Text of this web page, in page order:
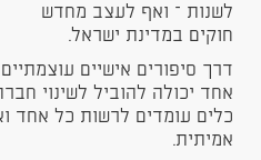
לשנות – ואף לעצב מחדש
חוקים במדינת ישראל.
דרך סיפורים אישיים
אחד יכולה להוביל לשינוי
כלים עומדים לרשות כל אחד
אמיתית.